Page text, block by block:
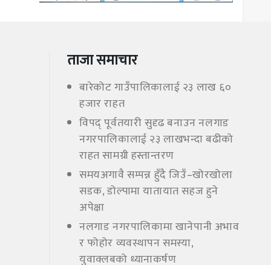
ताजा समाचार
बारेकोट गाउँपालिकालाई २३ लाख ६०
हजार राहत
विपद् पूर्वतयारी सुदृढ बनाउन नलगाड
नगरपालिकालाई २३ लाखभन्दा बढीको
राहत सामग्री हस्तान्तरण
समयअगावै सम्पन्न हुँदै जिउँ–खोरखोला
सडक, डोल्पामा यातायात सहज हुने
अपेक्षा
नलगाड नगरपालिकामा खानेपानी अभाव
र फोहोर व्यवस्थापन समस्या,
युवाक्लबको ध्यानाकर्षण